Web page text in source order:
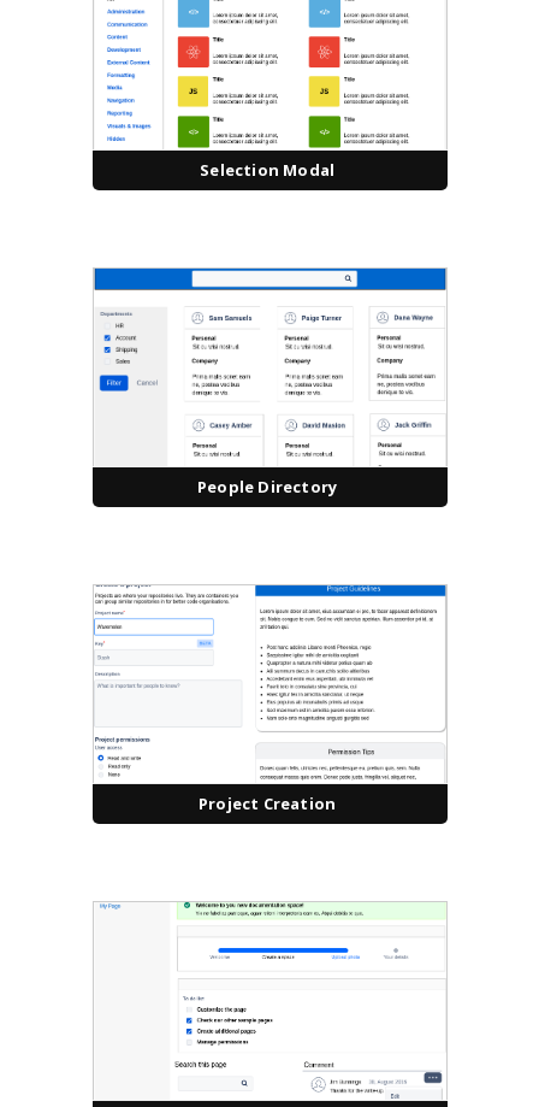
Selection Modal
People Directory
Project Creation